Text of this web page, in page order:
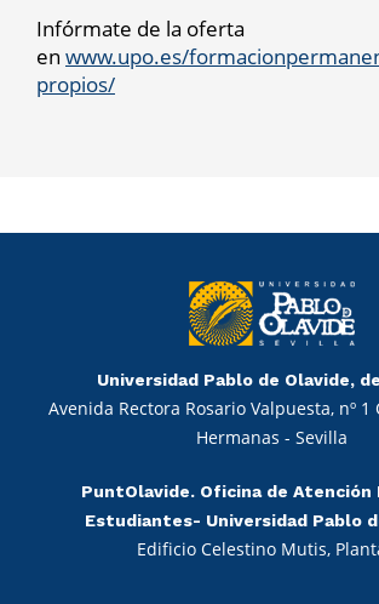
Infórmate de la oferta
en www.upo.es/
propios/
Universidad Pablo de Olavide,
Avenida Rectora Rosario Valpuesta, nº 1
Hermanas - Sevilla
PuntOlavide. Oficina de Atención
Estudiantes- Universidad Pablo
Edificio Celestino Mutis,